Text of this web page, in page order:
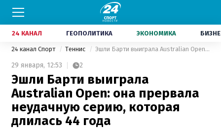
24 КАНАЛ ГЕОПОЛИТИКА ЭКОНОМИКА
24 канал Спорт Теннис Эшли Барти выиграла Australian Open: она прервала неудачную серию, которая длилась 44 года
29 января, 12:53 2
Эшли Барти выиграла
Australian Open: она прервала
неудачную серию, которая
длилась 44 года